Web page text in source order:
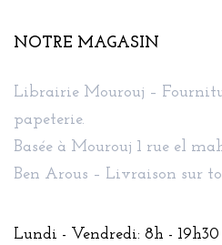
NOTRE MAGASIN
Librairie Mourouj –
papeterie.
Basée à Mourouj 1 rue el
Ben Arous – Livraison sur
Lundi - Vendredi: 8h - 19h30